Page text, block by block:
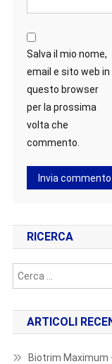
Salva il mio nome,
email e sito web in
questo browser
per la prossima
volta che
commento.
RICERCA
ARTICOLI
Biotrim